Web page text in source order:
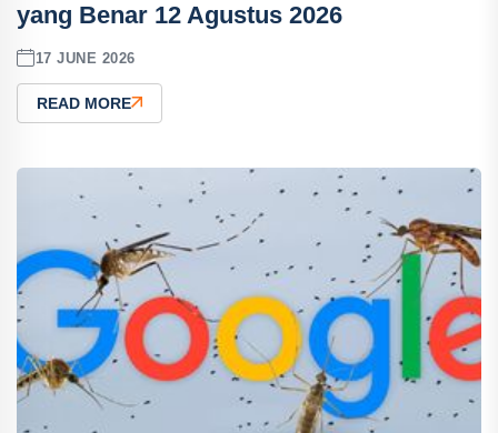
yang Benar 12 Agustus 2026
17 JUNE 2026
READ MORE